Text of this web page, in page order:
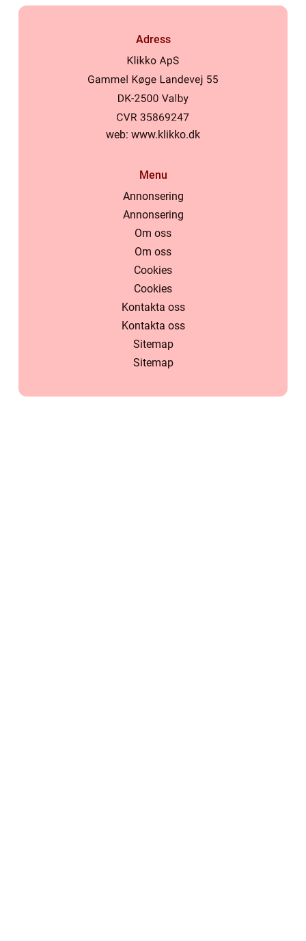
Adress
web: www.klikko.dk
Menu
Annonsering
Annonsering
Om oss
Om oss
Cookies
Cookies
Kontakta oss
Kontakta oss
Sitemap
Sitemap